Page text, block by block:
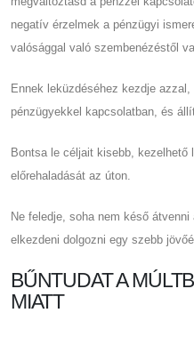
negatív érzelmek a pénzügyi
valósággal való szembenézéstől
Ennek leküzdéséhez kezdje
pénzügyekkel kapcsolatban, és
Bontsa le céljait kisebb, kezelhető
előrehaladását az úton.
Ne feledje, soha nem késő
elkezdeni dolgozni egy szebb
BŰNTUDAT A
MIATT